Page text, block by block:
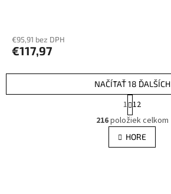
€95,91 bez DPH
€117,97
O
v
l
á
NAČÍTAŤ 18 ĎALŠÍCH
S
t
r
á
n
k
1 12
216položiek celkom
HORE